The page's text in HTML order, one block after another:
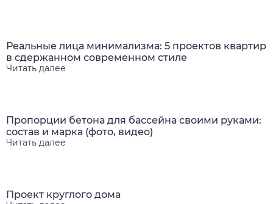
Реальные лица минимализма: 5 проектов квартир
в сдержанном современном стиле
Читать далее
Пропорции бетона для бассейна своими руками:
состав и марка (фото, видео)
Читать далее
Проект круглого дома